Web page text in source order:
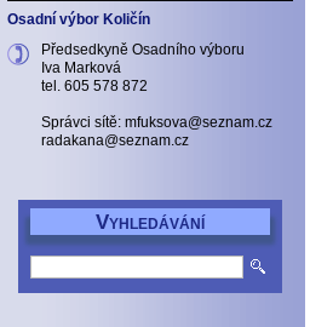
Osadní výbor Količín
Předsedkyně Osadního výboru
Iva Marková
tel. 605 578 872
Správci sítě: mfuksova@seznam.cz
radakana@seznam.cz
VYHLEDÁVÁNÍ